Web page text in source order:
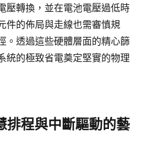
壓轉換，並在電池電壓過低時
件的佈局與走線也需審慎規
。透過這些硬體層面的精心篩
統的極致省電奠定堅實的物理
排程與中斷驅動的藝